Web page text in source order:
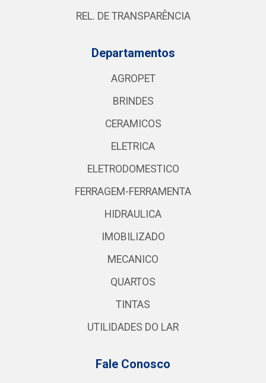
REL. DE TRANSPARÊNCIA
Departamentos
AGROPET
BRINDES
CERAMICOS
ELETRICA
ELETRODOMESTICO
FERRAGEM-FERRAMENTA
HIDRAULICA
IMOBILIZADO
MECANICO
QUARTOS
TINTAS
UTILIDADES DO LAR
Fale Conosco